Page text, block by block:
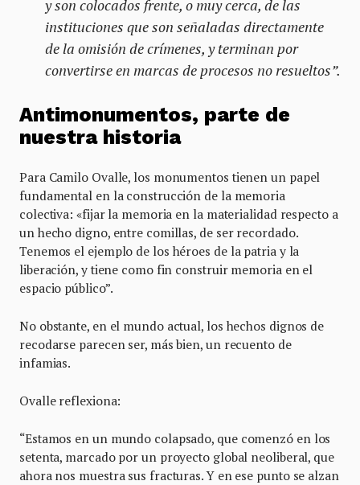
y son colocados frente, o muy cerca, de las
instituciones que son señaladas directamente
de la omisión de crímenes, y terminan por
convertirse en marcas de procesos no resueltos”.
Antimonumentos, parte de
nuestra historia
Para Camilo Ovalle, los monumentos tienen un papel
fundamental en la construcción de la memoria
colectiva: «fijar la memoria en la materialidad respecto a
un hecho digno, entre comillas, de ser recordado.
Tenemos el ejemplo de los héroes de la patria y la
liberación, y tiene como fin construir memoria en el
espacio público”.
No obstante, en el mundo actual, los hechos dignos de
recodarse parecen ser, más bien, un recuento de
infamias.
Ovalle reflexiona:
“Estamos en un mundo colapsado, que comenzó en los
setenta, marcado por un proyecto global neoliberal, que
ahora nos muestra sus fracturas. Y en ese punto se alzan